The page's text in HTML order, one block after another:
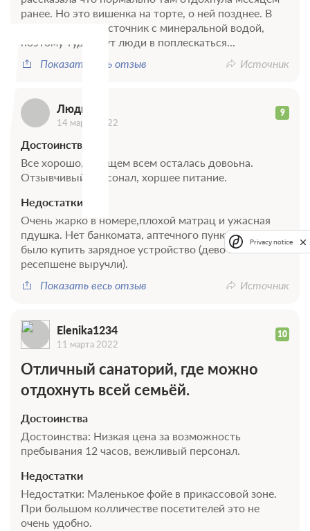
0 фото
Стандартный 2 местный корпус 1
ул.Красная
Подробнее
Санаторно-курортное лечение
В стоимость входит:
Трехразовое питание
Требуется предоплата
ранее. Но это вишенка на торте, о ней позднее. В
санатории есть источник с минеральной водой,
поэтому туда едут люди в поплескаться...
Показать весь отзыв
Источник
Людмила 9
14 марта 2022
Достоинства
Все хорошо, в общем всем осталась довоьна.
Отзывчивый персонал, хоршее питание.
Недостатки
Очень жарко в номере,плохой матрац и ужасная
пдушка. Нет банкомата, аптечного пункта, негде
было купить зарядное устройство (девочки на
ресепшене выручли).
Показать весь отзыв
Источник
Elenika1234 10
11 марта 2022
Отличный санаторий, где можно
отдохнуть всей семьёй.
Достоинства
Достоинства: Низкая цена за возможность
пребывания 12 часов, вежливый персонал.
Недостатки
Недостатки: Маленькое фойе в прикассовой зоне.
При большом колличестве посетителей это не
очень удобно.
Privacy notice